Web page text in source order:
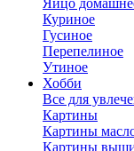
Яйцо
Куриное
Гусиное
Перепелиное
Утиное
Хобби
Все для
Картины
Картины
Картины